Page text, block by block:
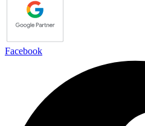
Facebook